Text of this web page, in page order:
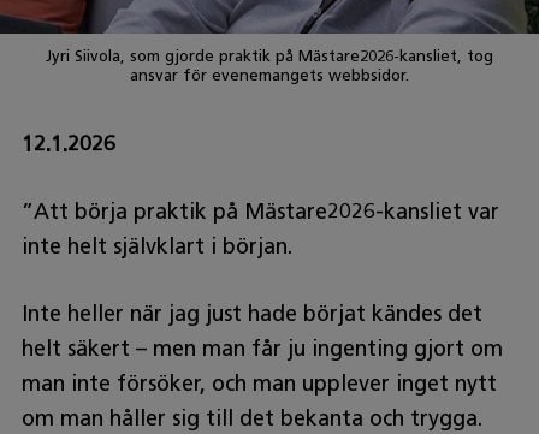
Jyri Siivola, som gjorde praktik på Mästare2026-kansliet, tog
ansvar för evenemangets webbsidor.
12.1.2026
”Att börja praktik på Mästare2026-kansliet var
inte helt självklart i början.
Inte heller när jag just hade börjat kändes det
helt säkert – men man får ju ingenting gjort om
man inte försöker, och man upplever inget nytt
om man håller sig till det bekanta och trygga.